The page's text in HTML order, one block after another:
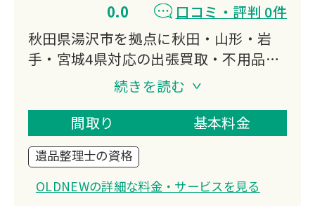
0.0
口コミ・評判 0件
秋田県湯沢市を拠点に秋田・山形・岩
手・宮城4県対応の出張買取・不用品回
レコードやCD、楽器など音楽関係の品
を高価買取中。
買取額を回収費用からキャッシュバック
するため他社より安価な片付けが可能。
遺品整理士が丁寧に対応します。
続きを読む
間取り
基本料金
遺品整理士の資格
OLDNEWの詳細な料金・サービスを見る